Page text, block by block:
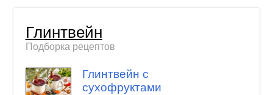
Глинтвейн
Подборка рецептов
Глинтвейн с
сухофруктами